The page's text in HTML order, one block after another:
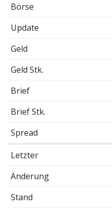
Börse
Update
Geld
Geld Stk.
Brief
Brief Stk.
Spread
Letzter
Änderung
Stand